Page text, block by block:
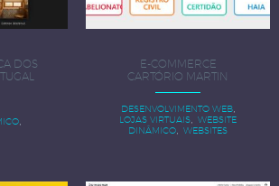
DOS
,
E-COMMERCE
CARTÓRIO MARTIN
DESENVOLVIMENTO WEB,
LOJAS VIRTUAIS, WEBSITE
DINÂMICO, WEBSITES